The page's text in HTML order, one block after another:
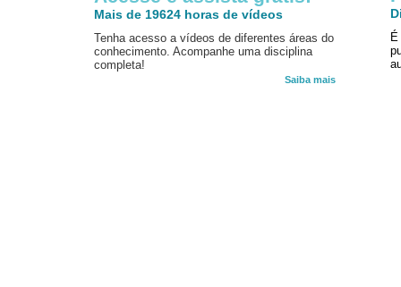
Mais de 19624 horas de vídeos
Tenha acesso a vídeos de diferentes áreas do
conhecimento. Acompanhe uma disciplina
completa!
Saiba mais